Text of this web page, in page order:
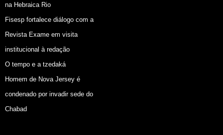
na Hebraica Rio
Fisesp fortalece diálogo com a
Revista Exame em visita
institucional à redação
O tempo e a tzedaká
Homem de Nova Jersey é
condenado por invadir sede do
Chabad